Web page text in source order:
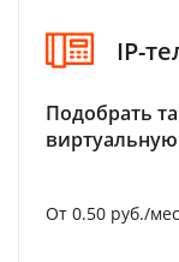
IP-
Подобрать
От 0.50 руб./